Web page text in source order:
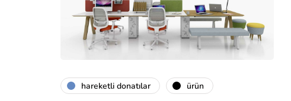
hareketli donatılar ürün